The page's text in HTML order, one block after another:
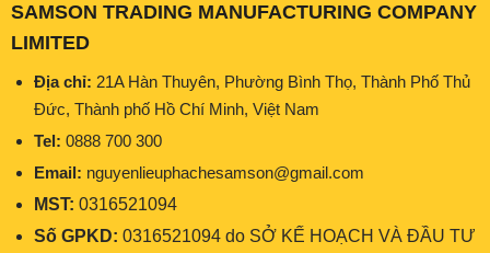
SAMSON TRADING MANUFACTURING COMPANY
LIMITED
Địa chỉ: 21A Hàn Thuyên, Phường Bình Thọ, Thành Phố Thủ
Đức, Thành phố Hồ Chí Minh, Việt Nam
Tel: 0888 700 300
Email: nguyenlieuphachesamson@gmail.com
MST: 0316521094
Số GPKD: 0316521094 do SỞ KẾ HOẠCH VÀ ĐẦU TƯ